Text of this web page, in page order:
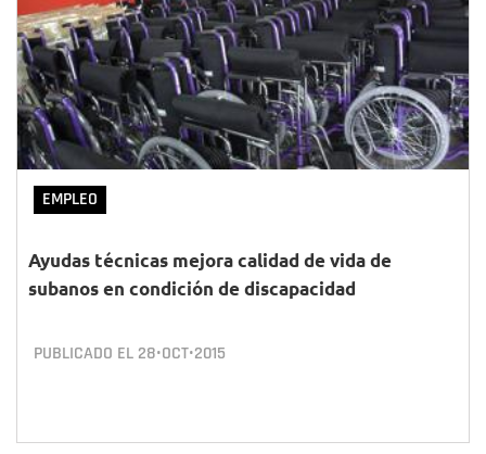
EMPLEO
Ayudas técnicas mejora calidad de vida de
subanos en condición de discapacidad
PUBLICADO EL 28•OCT•2015